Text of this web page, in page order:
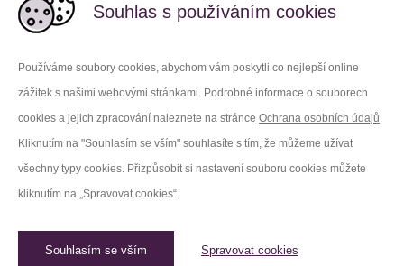
Souhlas s používáním cookies
Používáme soubory cookies, abychom vám poskytli co nejlepší online
zážitek s našimi webovými stránkami. Podrobné informace o souborech
cookies a jejich zpracování naleznete na stránce Ochrana osobních údajů.
Kliknutím na "Souhlasím se vším" souhlasíte s tím, že můžeme užívat
všechny typy cookies. Přizpůsobit si nastavení souboru cookies můžete
kliknutím na „Spravovat cookies“.
Souhlasím se vším Spravovat cookies
Facebook Youtube
LinkedIn